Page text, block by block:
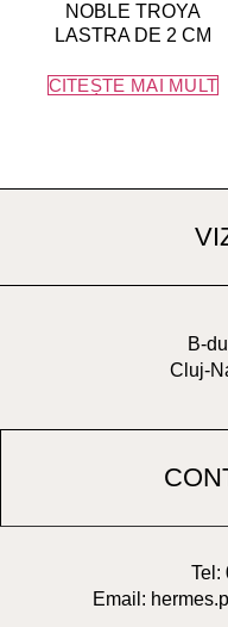
NOBLE TROYA
LASTRA DE 2 CM
CITEȘTE MAI MULT
B-
Cluj-
Tel:
Email: